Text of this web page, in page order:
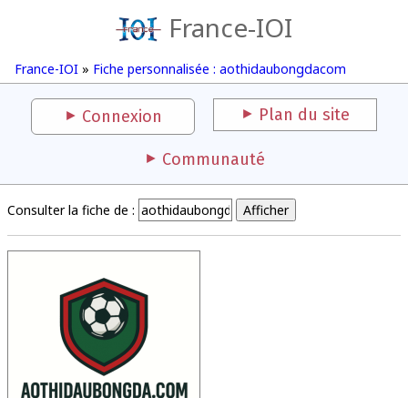
France-IOI
France-IOI » Fiche personnalisée : aothidaubongdacom
Connexion Plan du site
Communauté
Consulter la fiche de :